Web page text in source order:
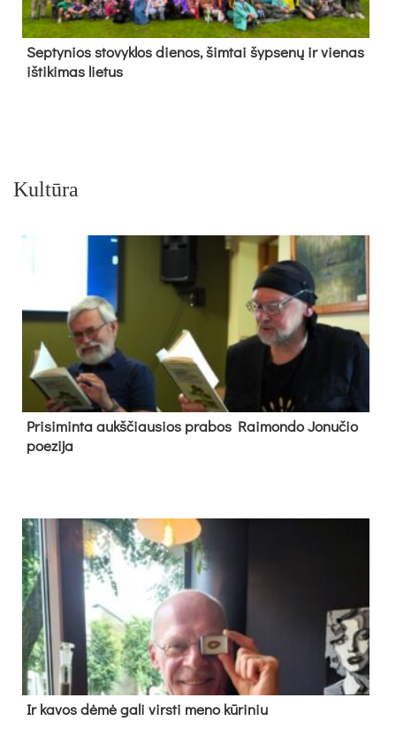
Sep­ty­nios sto­vyk­los die­nos, šim­tai šyp­se­nų ir vie­nas
iš­ti­ki­mas lie­tus
Kultūra
Pri­si­min­ta aukš­čiau­sios pra­bos Rai­mon­do Jo­nu­čio
poe­zi­ja
Ir ka­vos dė­mė ga­li virs­ti me­no kū­ri­niu